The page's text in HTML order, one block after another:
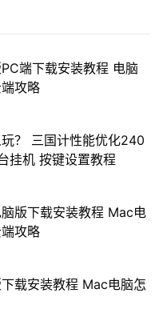
端下载安装教程 电脑
攻略
？ 三国计性能优化240
挂机 按键设置教程
版下载安装教程 Mac电
攻略
载安装教程 Mac电脑怎